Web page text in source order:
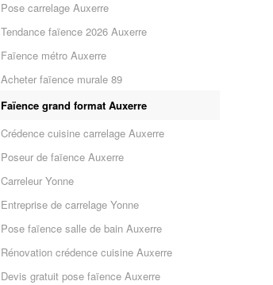
Pose carrelage Auxerre
Tendance faïence 2026 Auxerre
Faïence métro Auxerre
Acheter faïence murale 89
Faïence grand format Auxerre
Crédence cuisine carrelage Auxerre
Poseur de faïence Auxerre
Carreleur Yonne
Entreprise de carrelage Yonne
Pose faïence salle de bain Auxerre
Rénovation crédence cuisine Auxerre
Devis gratuit pose faïence Auxerre